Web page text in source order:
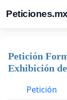
Peticiones.mx
Petición
Exhibición
Petición